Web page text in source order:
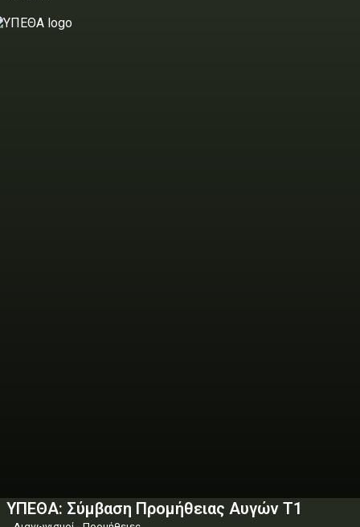
ΥΠΕΘΑ: Σύμβαση Προμήθειας Αυγών Τ1